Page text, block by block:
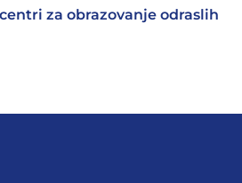
za obrazovanje odraslih